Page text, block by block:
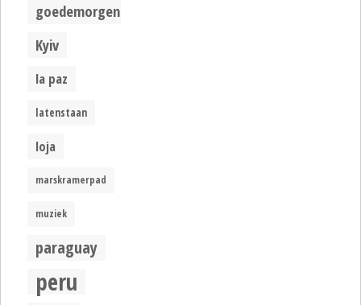
goedemorgen
Kyiv
la paz
latenstaan
loja
marskramerpad
muziek
paraguay
peru